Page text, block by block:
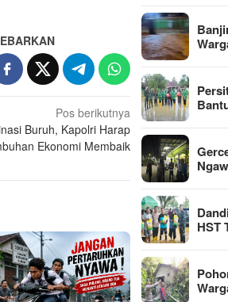
Pos berikutnya
Buruh, Kapolri Harap
Ekonomi Membaik
HST